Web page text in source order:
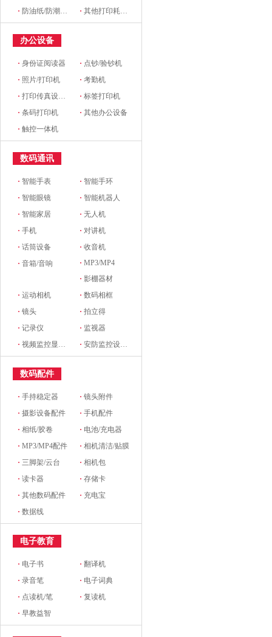
· 防油纸/防潮纸/淋膜纸/硅油纸 ·其他打印耗材及附件
办公设备
·身份证阅读器 · 点钞/验钞机
· 照片/打印机 ·考勤机
·打印传真设备配件 ·标签打印机
·条码打印机 ·其他办公设备
·触控一体机
数码通讯
·智能手表 ·智能手环
·智能眼镜 ·智能机器人
·智能家居 ·无人机
·手机 ·对讲机
·话筒设备 ·收音机
·音箱/音响 ·MP3/MP4
·影棚器材
·运动相机 ·数码相框
·镜头 ·拍立得
·记录仪 · 监视器
·视频监控显示设备及配件 ·安防监控设备及配件
数码配件
·手持稳定器 ·镜头附件
·摄影设备配件 ·手机配件
·相纸/胶卷 · 电池/充电器
·MP3/MP4配件 ·相机清洁/贴膜
·三脚架/云台 ·相机包
·读卡器 ·存储卡
·其他数码配件 · 充电宝
·数据线
电子教育
· 电子书 ·翻译机
·录音笔 · 电子词典
· 点读机/笔 ·复读机
·早教益智